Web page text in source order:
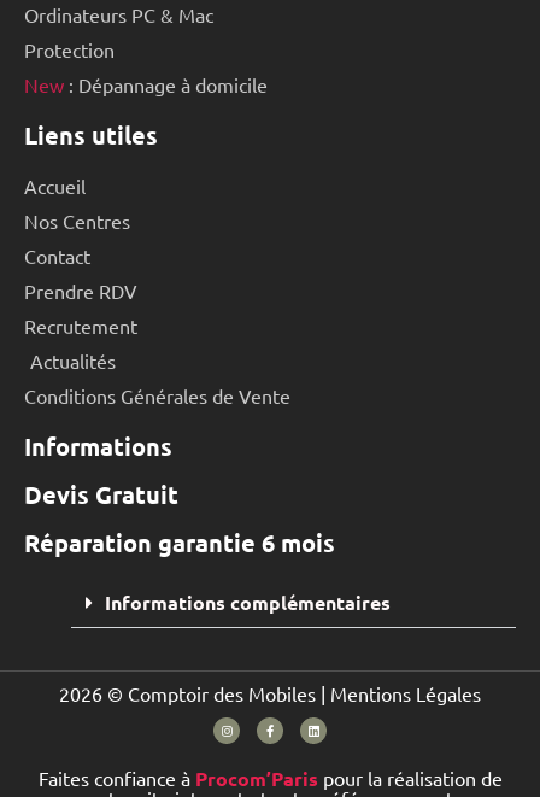
Ordinateurs PC & Mac
Protection
New : Dépannage à domicile
Liens utiles
Accueil
Nos Centres
Contact
Prendre RDV
Recrutement
Actualités
Conditions Générales de Vente
Informations
Devis Gratuit
Réparation garantie 6 mois
Informations complémentaires
2026 © Comptoir des Mobiles | Mentions Légales
Faites confiance à Procom’Paris pour la réalisation de